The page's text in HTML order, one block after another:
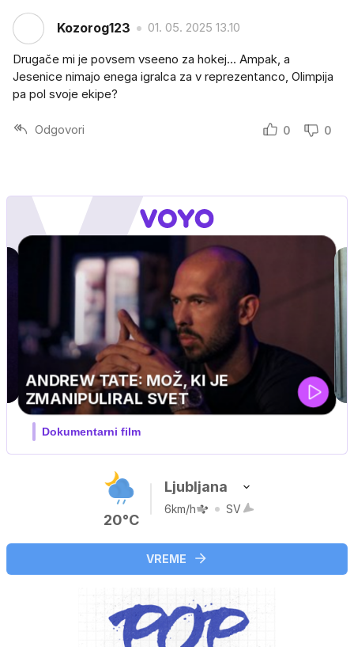
Kozorog123 01. 05. 2025 13.10
Drugače mi je povsem vseeno za hokej... Ampak, a
Jesenice nimajo enega igralca za v reprezentanco, Olimpija
pa pol svoje ekipe?
Odgovori 0 0
UEFA SUPERPOKAL
V živo na VOYO: sreda ob 20.30
20°C
Ljubljana
6km/h SV
VREME